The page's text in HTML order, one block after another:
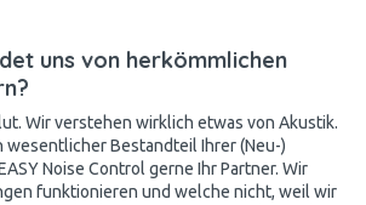
uns von herkömmlichen
Wir verstehen wirklich etwas von Akustik.
wesentlicher Bestandteil Ihrer (Neu-)
Noise Control gerne Ihr Partner. Wir
funktionieren und welche nicht, weil wir